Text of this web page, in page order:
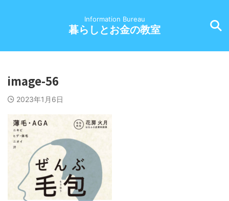
Information Bureau
暮らしとお金の教室
image-56
2023年1月6日